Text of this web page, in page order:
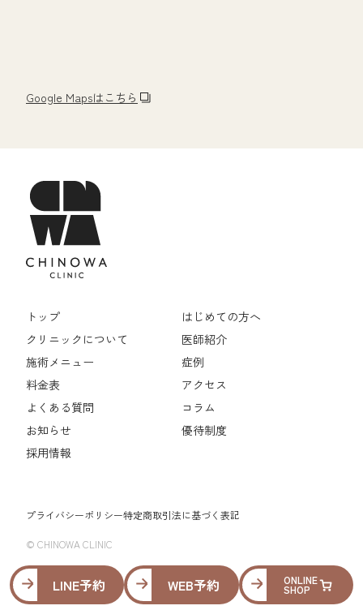
Google Mapsはこちら
トップ
はじめての方へ
クリニックについて
医師紹介
施術メニュー
症例
料金表
アクセス
よくある質問
コラム
お知らせ
優待制度
採用情報
プライバシーポリシー特定商取引法に基づく表記
© CHINOWA CLINIC
LINE予約 WEB予約 ONLINE
SHOP